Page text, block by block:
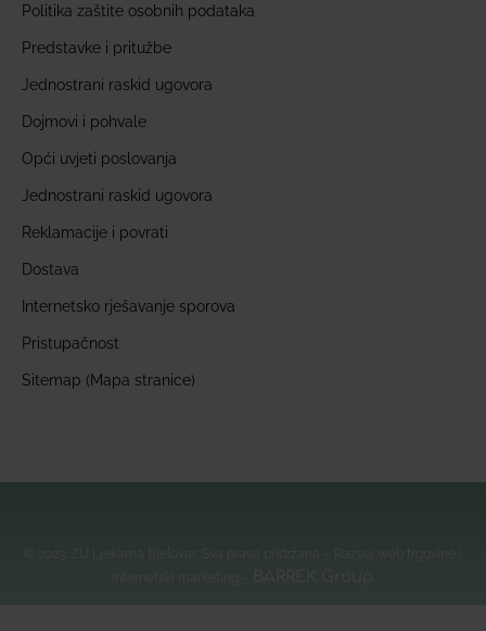
Politika zaštite osobnih podataka
Predstavke i pritužbe
Jednostrani raskid ugovora
Dojmovi i pohvale
Opći uvjeti poslovanja
Jednostrani raskid ugovora
Reklamacije i povrati
Dostava
Internetsko rješavanje sporova
Pristupačnost
Sitemap (Mapa stranice)